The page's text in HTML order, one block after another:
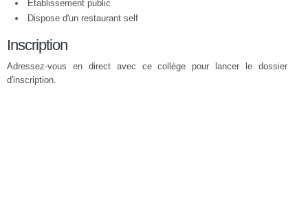
Établissement public
Dispose d'un restaurant self
Inscription
Adressez-vous en direct avec ce collège pour lancer le dossier
d'inscription.